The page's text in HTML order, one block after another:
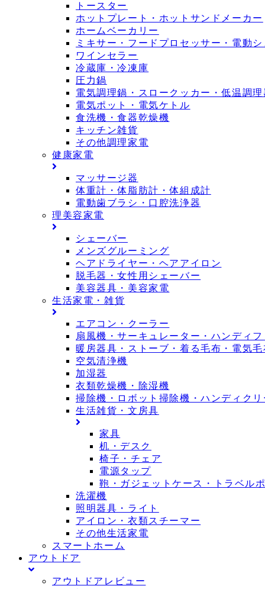
トースター
ホットプレート・ホットサンドメーカー
ホームベーカリー
ミキサー・フードプロセッサー・電動シ
ワインセラー
冷蔵庫・冷凍庫
圧力鍋
電気調理鍋・スロークッカー・低温調
電気ポット・電気ケトル
食洗機・食器乾燥機
キッチン雑貨
その他調理家電
健康家電
マッサージ器
体重計・体脂肪計・体組成計
電動歯ブラシ・口腔洗浄器
理美容家電
シェーバー
メンズグルーミング
ヘアドライヤー・ヘアアイロン
脱毛器・女性用シェーバー
美容器具・美容家電
生活家電・雑貨
エアコン・クーラー
扇風機・サーキュレーター・ハンディフ
暖房器具・ストーブ・着る毛布・電気毛
空気清浄機
加湿器
衣類乾燥機・除湿機
掃除機・ロボット掃除機・ハンディク
生活雑貨・文房具
家具
机・デスク
椅子・チェア
電源タップ
鞄・ガジェットケース・トラベル
洗濯機
照明器具・ライト
アイロン・衣類スチーマー
その他生活家電
スマートホーム
アウトドア
アウトドアレビュー